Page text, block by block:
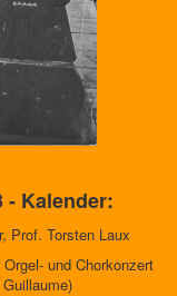
- Kalender:
Prof. Torsten Laux
und Chorkonzert